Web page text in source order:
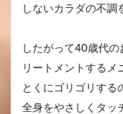
しないカラダの不調
したがって40歳代
リートメントするメ
とくにゴリゴリする
全身をやさしくタッ